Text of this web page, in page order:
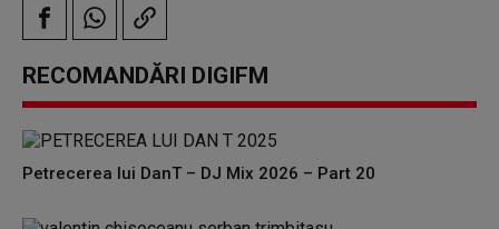
RECOMANDĂRI DIGIFM
Petrecerea lui DanT – DJ Mix 2026 – Part 20